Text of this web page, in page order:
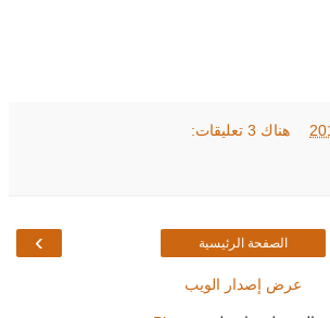
هناك 3 تعليقات:
› الصفحة الرئيسية
عرض إصدار الويب